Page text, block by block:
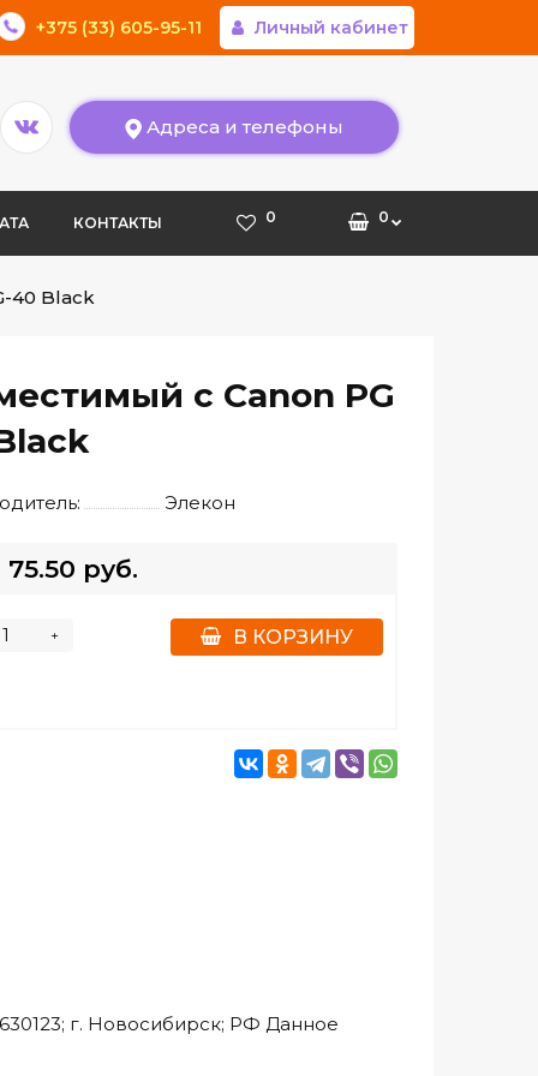
+375 (33) 605-95-11 Личный кабинет
Адреса и телефоны
КОНТАКТЫ 0 0
40 Black
с Canon PG
Элекон
75.50 руб.
+ В КОРЗИНУ
г. Новосибирск; РФ Данное